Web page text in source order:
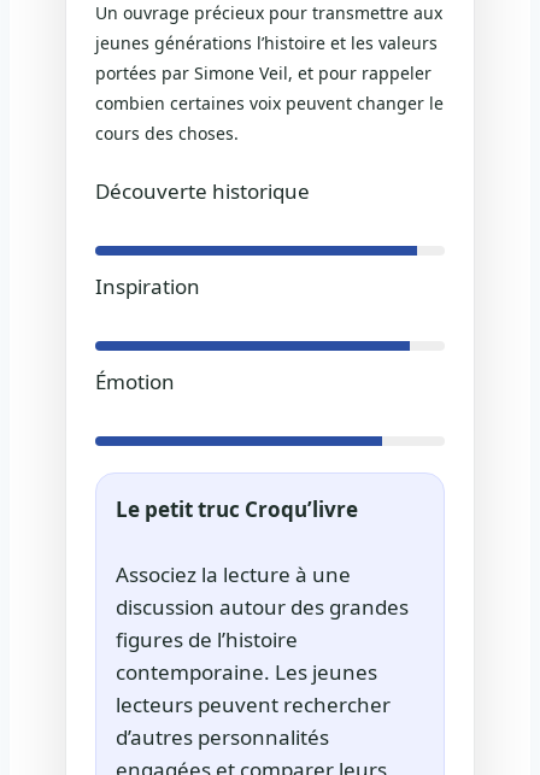
Un ouvrage précieux pour transmettre aux
jeunes générations l’histoire et les valeurs
portées par Simone Veil, et pour rappeler
combien certaines voix peuvent changer le
cours des choses.
Découverte historique
Inspiration
Émotion
Le petit truc Croqu’livre
Associez la lecture à une
discussion autour des grandes
figures de l’histoire
contemporaine. Les jeunes
lecteurs peuvent rechercher
d’autres personnalités